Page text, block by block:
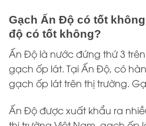
Gạch Ấn Độ có tốt
độ có tốt không?
Ấn Độ là nước đứng thứ 3
gạch ốp lát. Tại Ấn Độ, có
gạch ốp lát trên thị trường.
Ấn Độ được xuất khẩu ra